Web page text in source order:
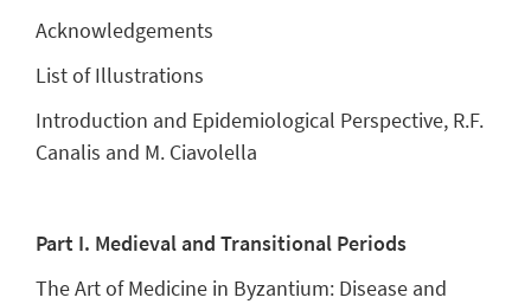
Acknowledgements
List of Illustrations
Introduction and Epidemiological Perspective, R.F.
Canalis and M. Ciavolella
Part I. Medieval and Transitional Periods
The Art of Medicine in Byzantium: Disease and